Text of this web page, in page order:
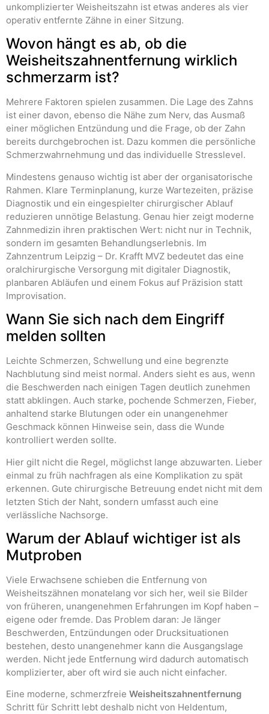
unkomplizierter Weisheitszahn ist etwas anderes als vier
operativ entfernte Zähne in einer Sitzung.
Wovon hängt es ab, ob die
Weisheitszahnentfernung wirklich
schmerzarm ist?
Mehrere Faktoren spielen zusammen. Die Lage des Zahns
ist einer davon, ebenso die Nähe zum Nerv, das Ausmaß
einer möglichen Entzündung und die Frage, ob der Zahn
bereits durchgebrochen ist. Dazu kommen die persönliche
Schmerzwahrnehmung und das individuelle Stresslevel.
Mindestens genauso wichtig ist aber der organisatorische
Rahmen. Klare Terminplanung, kurze Wartezeiten, präzise
Diagnostik und ein eingespielter chirurgischer Ablauf
reduzieren unnötige Belastung. Genau hier zeigt moderne
Zahnmedizin ihren praktischen Wert: nicht nur in Technik,
sondern im gesamten Behandlungserlebnis. Im
Zahnzentrum Leipzig – Dr. Krafft MVZ bedeutet das eine
oralchirurgische Versorgung mit digitaler Diagnostik,
planbaren Abläufen und einem Fokus auf Präzision statt
Improvisation.
Wann Sie sich nach dem Eingriff
melden sollten
Leichte Schmerzen, Schwellung und eine begrenzte
Nachblutung sind meist normal. Anders sieht es aus, wenn
die Beschwerden nach einigen Tagen deutlich zunehmen
statt abklingen. Auch starke, pochende Schmerzen, Fieber,
anhaltend starke Blutungen oder ein unangenehmer
Geschmack können Hinweise sein, dass die Wunde
kontrolliert werden sollte.
Hier gilt nicht die Regel, möglichst lange abzuwarten. Lieber
einmal zu früh nachfragen als eine Komplikation zu spät
erkennen. Gute chirurgische Betreuung endet nicht mit dem
letzten Stich der Naht, sondern umfasst auch eine
verlässliche Nachsorge.
Warum der Ablauf wichtiger ist als
Mutproben
Viele Erwachsene schieben die Entfernung von
Weisheitszähnen monatelang vor sich her, weil sie Bilder
von früheren, unangenehmen Erfahrungen im Kopf haben –
eigene oder fremde. Das Problem daran: Je länger
Beschwerden, Entzündungen oder Drucksituationen
bestehen, desto unangenehmer kann die Ausgangslage
werden. Nicht jede Entfernung wird dadurch automatisch
komplizierter, aber oft wird sie auch nicht einfacher.
Eine moderne, schmerzfreie Weisheitszahnentfernung
Schritt für Schritt lebt deshalb nicht von Heldentum,